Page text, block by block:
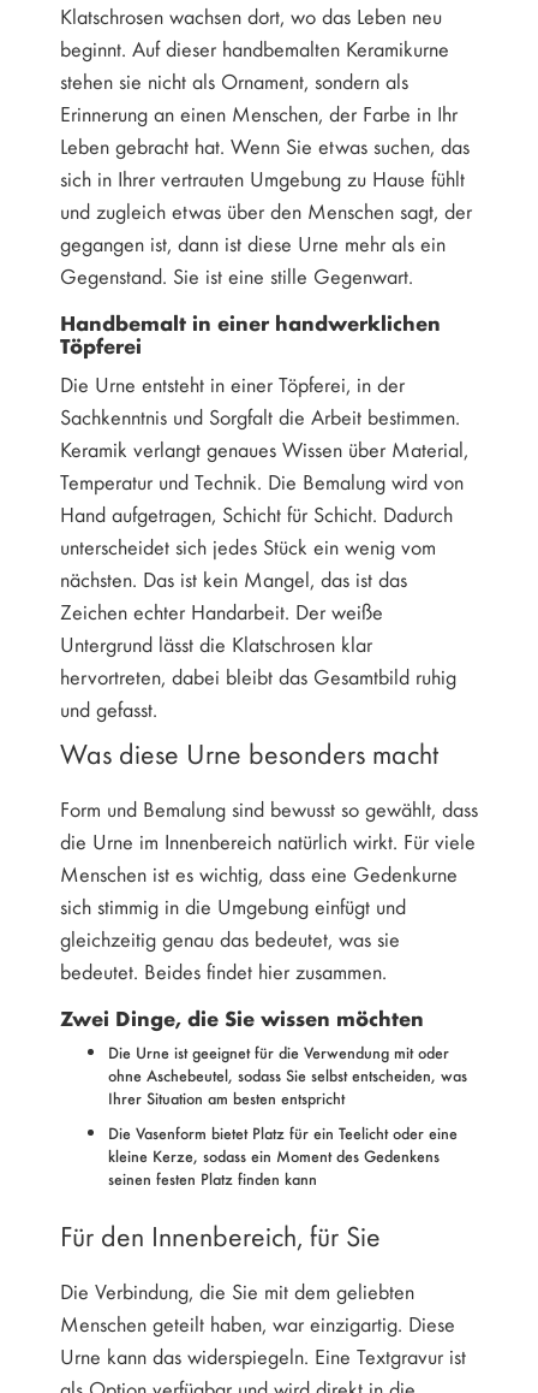
Klatschrosen wachsen dort, wo das Leben neu
beginnt. Auf dieser handbemalten Keramikurne
stehen sie nicht als Ornament, sondern als
Erinnerung an einen Menschen, der Farbe in Ihr
Leben gebracht hat. Wenn Sie etwas suchen, das
sich in Ihrer vertrauten Umgebung zu Hause fühlt
und zugleich etwas über den Menschen sagt, der
gegangen ist, dann ist diese Urne mehr als ein
Gegenstand. Sie ist eine stille Gegenwart.
Handbemalt in einer handwerklichen
Töpferei
Die Urne entsteht in einer Töpferei, in der
Sachkenntnis und Sorgfalt die Arbeit bestimmen.
Keramik verlangt genaues Wissen über Material,
Temperatur und Technik. Die Bemalung wird von
Hand aufgetragen, Schicht für Schicht. Dadurch
unterscheidet sich jedes Stück ein wenig vom
nächsten. Das ist kein Mangel, das ist das
Zeichen echter Handarbeit. Der weiße
Untergrund lässt die Klatschrosen klar
hervortreten, dabei bleibt das Gesamtbild ruhig
und gefasst.
Was diese Urne besonders macht
Form und Bemalung sind bewusst so gewählt, dass
die Urne im Innenbereich natürlich wirkt. Für viele
Menschen ist es wichtig, dass eine Gedenkurne
sich stimmig in die Umgebung einfügt und
gleichzeitig genau das bedeutet, was sie
bedeutet. Beides findet hier zusammen.
Zwei Dinge, die Sie wissen möchten
Die Urne ist geeignet für die Verwendung mit oder
ohne Aschebeutel, sodass Sie selbst entscheiden, was
Ihrer Situation am besten entspricht
Die Vasenform bietet Platz für ein Teelicht oder eine
kleine Kerze, sodass ein Moment des Gedenkens
seinen festen Platz finden kann
Für den Innenbereich, für Sie
Die Verbindung, die Sie mit dem geliebten
Menschen geteilt haben, war einzigartig. Diese
Urne kann das widerspiegeln. Eine Textgravur ist